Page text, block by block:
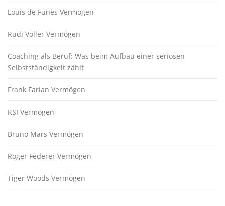
Louis de Funès Vermögen
Rudi Völler Vermögen
Coaching als Beruf: Was beim Aufbau einer seriösen
Selbstständigkeit zählt
Frank Farian Vermögen
KSI Vermögen
Bruno Mars Vermögen
Roger Federer Vermögen
Tiger Woods Vermögen